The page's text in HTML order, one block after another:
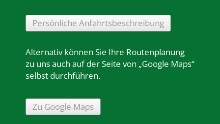
Persönliche Anfahrtsbeschreibung
Alternativ können Sie Ihre Routenplanung
zu uns auch auf der Seite von „Google Maps“
selbst durchführen.
Zu Google Maps